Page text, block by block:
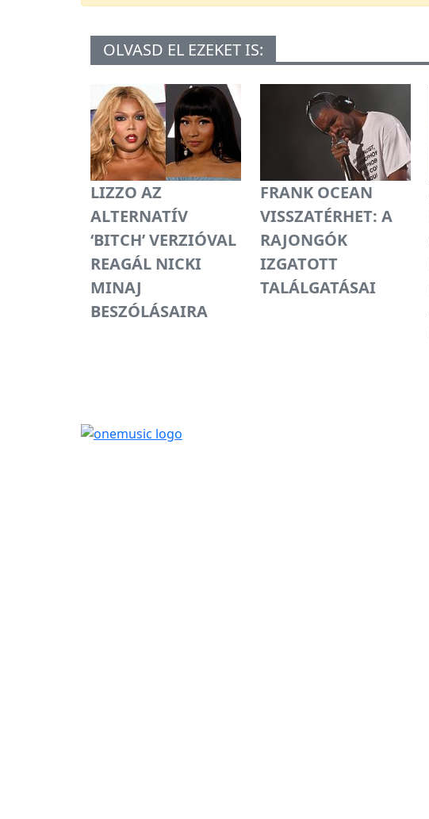
OLVASD EL EZEKET IS:
LIZZO AZ
ALTERNATÍV
‘BITCH’ VERZIÓVAL
REAGÁL NICKI
MINAJ
BESZÓLÁSAIRA
FRANK OCEAN
VISSZATÉRHET: A
RAJONGÓK
IZGATOTT
TALÁLGATÁSAI